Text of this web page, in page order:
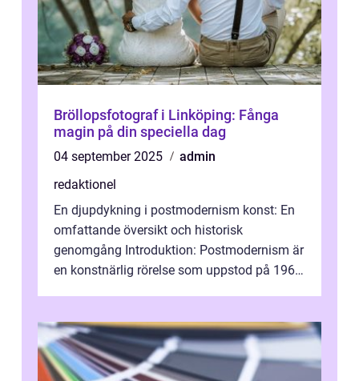
Bröllopsfotograf i Linköping: Fånga
magin på din speciella dag
04 september 2025
admin
redaktionel
En djupdykning i postmodernism konst: En
omfattande översikt och historisk
genomgång Introduktion: Postmodernism är
en konstnärlig rörelse som uppstod på 1960-